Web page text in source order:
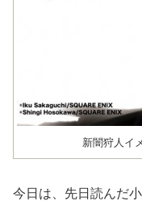
新闇狩人イ
今日は、先日読んだ